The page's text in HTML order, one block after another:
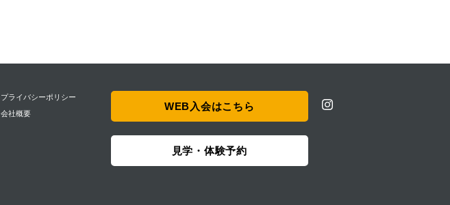
プライバシーポリシー
会社概要
WEB入会はこちら
見学・体験予約